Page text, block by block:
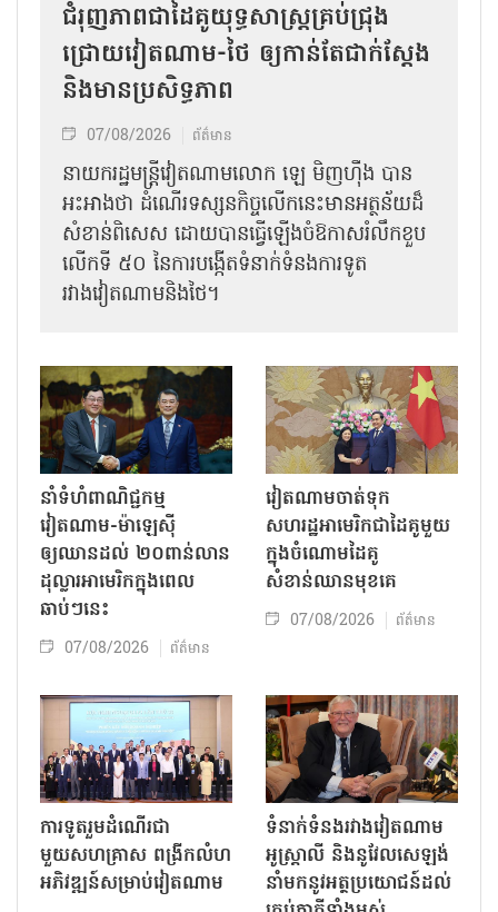
ជំរុញភាពជាដៃគូយុទ្ធសាស្ត្រគ្រប់ជ្រុង
ជ្រោយវៀតណាម-ថៃ ឲ្យកាន់តែជាក់ស្ដែង
និងមានប្រសិទ្ធភាព
07/08/2026 ព័ត៌មាន
នាយករដ្ឋមន្ត្រីវៀតណាមលោក ឡេ មិញហ៊ឹង បាន
អះអាងថា ដំណើរទស្សនកិច្ចលើកនេះមានអត្ថន័យដ៏
សំខាន់ពិសេស ដោយបានធ្វើឡើងចំឱកាសរំលឹកខួប
លើកទី ៥០ នៃការបង្កើតទំនាក់ទំនងការទូត
រវាងវៀតណាមនិងថៃ។
នាំទំហំពាណិជ្ជកម្ម
វៀតណាម-ម៉ាឡេស៊ី
ឲ្យឈានដល់ ២០ពាន់លាន
ដុល្លារអាមេរិកក្នុងពេល
ឆាប់ៗនេះ
07/08/2026 ព័ត៌មាន
វៀតណាមចាត់ទុក
សហរដ្ឋអាមេរិកជាដៃគូមួយ
ក្នុងចំណោមដៃគូ
សំខាន់ឈានមុខគេ
07/08/2026 ព័ត៌មាន
ការទូតរួមដំណើរជា
មួយសហគ្រាស ពង្រីកលំហ
អភិវឌ្ឍន៍សម្រាប់វៀតណាម
ទំនាក់ទំនងរវាងវៀតណាម
អូស្ត្រាលី និងនូវែលសេឡង់
នាំមកនូវអត្ថប្រយោជន៍ដល់